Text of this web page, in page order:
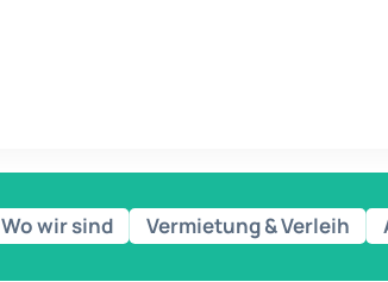
Wo wir sind Vermietung & Verleih